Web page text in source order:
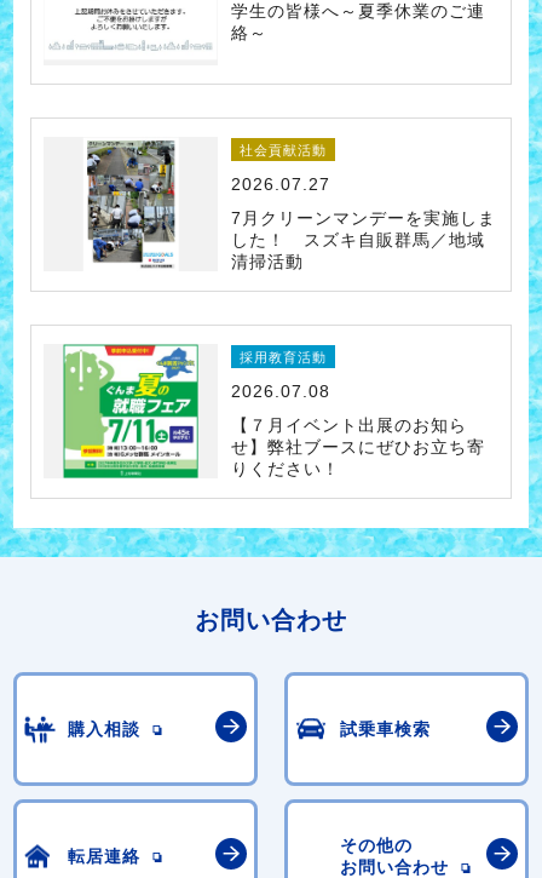
学生の皆様へ～夏季休業のご連
絡～
社会貢献活動
2026.07.27
7月クリーンマンデーを実施しま
した！ スズキ自販群馬／地域
清掃活動
採用教育活動
2026.07.08
【７月イベント出展のお知ら
せ】弊社ブースにぜひお立ち寄
りください！
お問い合わせ
購入相談 試乗車検索
転居連絡
その他の
お問い合わせ